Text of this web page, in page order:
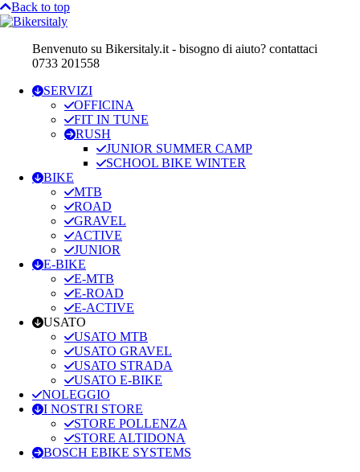
Back to top
Benvenuto su Bikersitaly.it - bisogno di aiuto? contattaci
0733 201558
SERVIZI
OFFICINA
FIT IN TUNE
RUSH
JUNIOR SUMMER CAMP
SCHOOL BIKE WINTER
BIKE
MTB
ROAD
GRAVEL
ACTIVE
JUNIOR
E-BIKE
E-MTB
E-ROAD
E-ACTIVE
USATO
USATO MTB
USATO GRAVEL
USATO STRADA
USATO E-BIKE
NOLEGGIO
I NOSTRI STORE
STORE POLLENZA
STORE ALTIDONA
BOSCH EBIKE SYSTEMS